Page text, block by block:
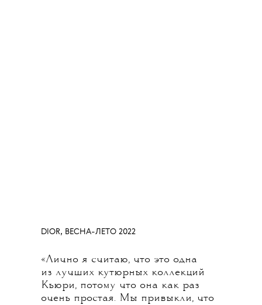
DIOR, ВЕСНА-ЛЕТО 2022
«Лично я считаю, что это одна
из лучших кутюрных коллекций
Кьюри, потому что она как раз
очень простая. Мы привыкли, что